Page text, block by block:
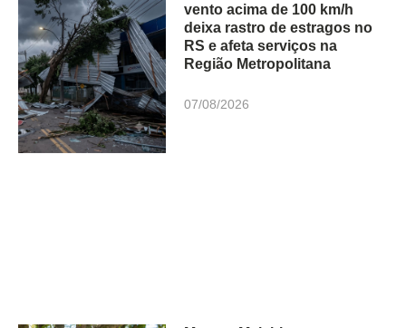
vento acima de 100 km/h
deixa rastro de estragos no
RS e afeta serviços na
Região Metropolitana
07/08/2026